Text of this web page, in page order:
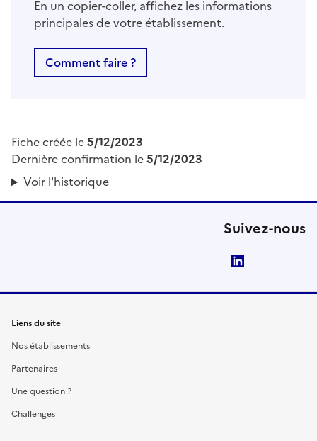
En un copier-coller, affichez les informations
principales de votre établissement.
Comment faire ?
Fiche créée le5/12/2023
Dernière confirmation le5/12/2023
Voir l'historique
Suivez-nous
Liens du site
Nos établissements
Partenaires
Une question ?
Challenges